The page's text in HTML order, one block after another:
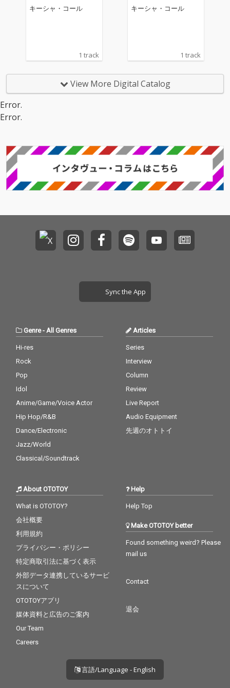
キーシャ・コール
1 track
キーシャ・コール
1 track
View More Digital Catalog
Error.
Error.
Sync the App
Genre- All Genres
Hi-res
Rock
Pop
Idol
Anime/Game/Voice Actor
Hip Hop/R&B
Dance/Electronic
Jazz/World
Classical/Soundtrack
Articles
Series
Interview
Column
Review
Live Report
Audio Equipment
先週のオトトイ
About OTOTOY
What is OTOTOY?
会社概要
利用規約
プライバシー・ポリシー
特定商取引法に基づく表示
外部データ連携しているサービ
スについて
OTOTOYアプリ
媒体資料と広告のご案内
Our Team
Careers
Help
Help Top
Make OTOTOY better
Found something weird? Please
mail us
Contact
退会
言語/Language - English